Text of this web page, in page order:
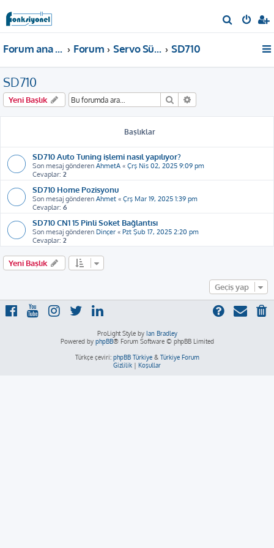
r
Forum ana sayfa Forum Servo Sürücü SD710
SD710
Yeni Başlık Ara
Başlıklar
SD710 Auto Tuning işlemi nasıl yapılıyor?
Son mesaj gönderen AhmetA « Çrş Nis 02, 2025 9:09 pm
Cevaplar: 2
SD710 Home Pozisyonu
Son mesaj gönderen Ahmet « Çrş Mar 19, 2025 1:39 pm
Cevaplar: 6
SD710 CN1 15 Pinli Soket Bağlantısı
Son mesaj gönderen Dinçer « Pzt Şub 17, 2025 2:20 pm
Cevaplar: 2
Yeni Başlık
Geçiş yap
ProLight Style by Ian Bradley
Powered by phpBB® Forum Software © phpBB Limited
Türkçe çeviri: phpBB Türkiye& Türkiye Forum
Gizlilik | Koşullar